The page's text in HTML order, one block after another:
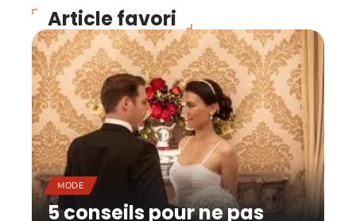
Article favori
MODE
5 conseils pour ne pas